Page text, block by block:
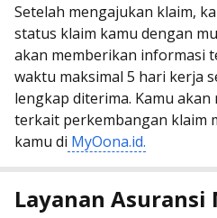
Setelah mengajukan klaim,
status klaim kamu dengan
akan memberikan informasi
waktu maksimal 5 hari kerja
lengkap diterima. Kamu
terkait perkembangan klaim
kamu di MyOona.id.
Layanan Asuransi